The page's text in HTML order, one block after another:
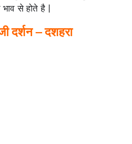
से होते है |
दर्शन – दशहरा